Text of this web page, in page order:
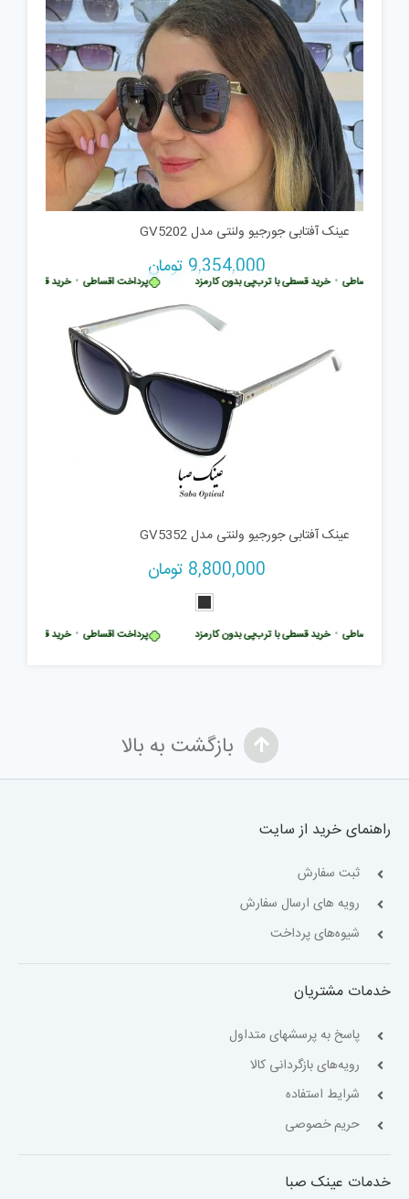
پرداخت اقساطی • خرید قسطی با اقساطی • خرید قسطی با ترب‌پی بدون کارمزد
عینک آفتابی جورجیو ولنتی مدل GV5202
9,354,000 تومان
پرداخت اقساطی • خرید قسطی با اقساطی • خرید قسطی با ترب‌پی بدون کارمزد
عینک آفتابی جورجیو ولنتی مدل GV5352
8,800,000 تومان
بازگشت به بالا
راهنمای خرید از سایت
ثبت سفارش
رویه های ارسال سفارش
شیوه‌های پرداخت
خدمات مشتریان
پاسخ به پرسشهای متداول
رویه‌های بازگردانی کالا
شرایط استفاده
حریم خصوصی
خدمات عینک صبا